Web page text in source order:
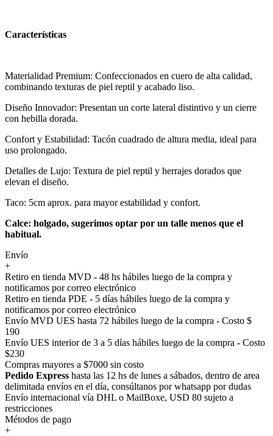
Características
Materialidad Premium: Confeccionados en cuero de alta calidad,
combinando texturas de piel reptil y acabado liso.
Diseño Innovador: Presentan un corte lateral distintivo y un cierre
con hebilla dorada.
Confort y Estabilidad: Tacón cuadrado de altura media, ideal para
uso prolongado.
Detalles de Lujo: Textura de piel reptil y herrajes dorados que
elevan el diseño.
Taco: 5cm aprox. para mayor estabilidad y confort.
Calce: holgado, sugerimos optar por un talle menos que el
habitual.
Envío
+
Retiro en tienda MVD - 48 hs hábiles luego de la compra y
notificamos por correo electrónico
Retiro en tienda PDE - 5 días hábiles luego de la compra y
notificamos por correo electrónico
Envío MVD UES hasta 72 hábiles luego de la compra - Costo $
190
Envío UES interior de 3 a 5 días hábiles luego de la compra - Costo
$230
Compras mayores a $7000 sin costo
Pedido Express hasta las 12 hs de lunes a sábados, dentro de area
delimitada envíos en el día, consúltanos por whatsapp por dudas
Envío internacional vía DHL o MailBoxe, USD 80 sujeto a
restricciones
Métodos de pago
+